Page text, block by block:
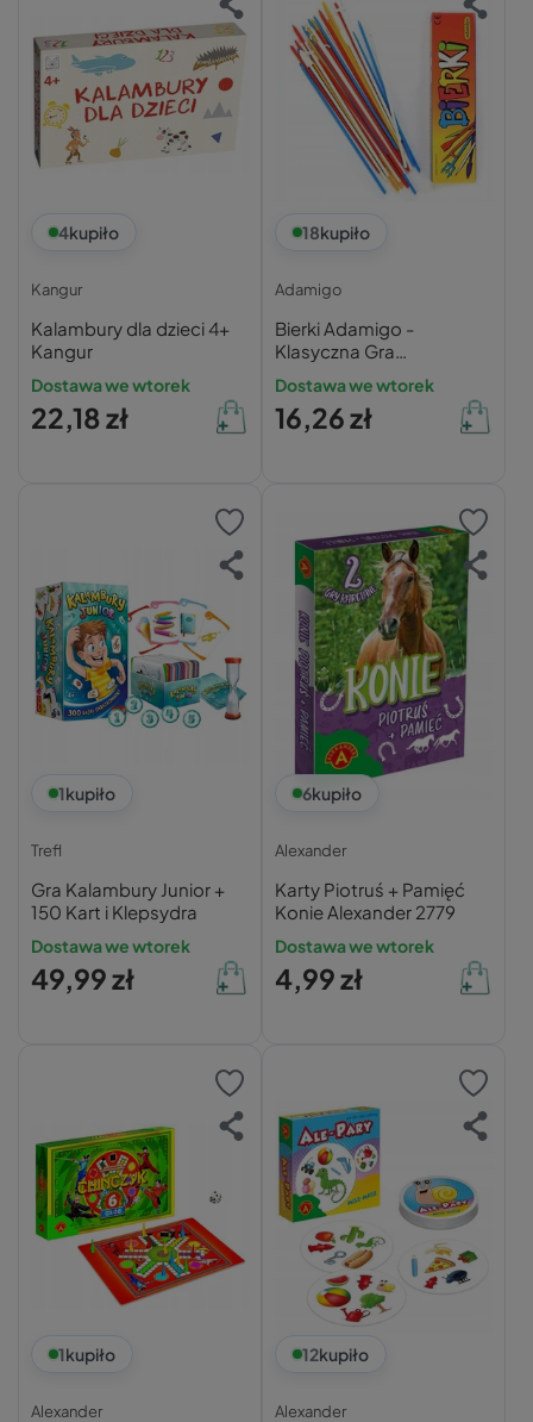
4kupiło
Kangur
Kalambury dla dzieci 4+
Kangur
Dostawa we wtorek
22,18 zł
18kupiło
Adamigo
Bierki Adamigo -
Klasyczna Gra
Zręcznościowa 35 szt.
Dostawa we wtorek
16,26 zł
1kupiło
Trefl
Gra Kalambury Junior +
150 Kart i Klepsydra
Dostawa we wtorek
49,99 zł
6kupiło
Alexander
Karty Piotruś + Pamięć
Konie Alexander 2779
Dostawa we wtorek
4,99 zł
1kupiło
Alexander
12kupiło
Alexander